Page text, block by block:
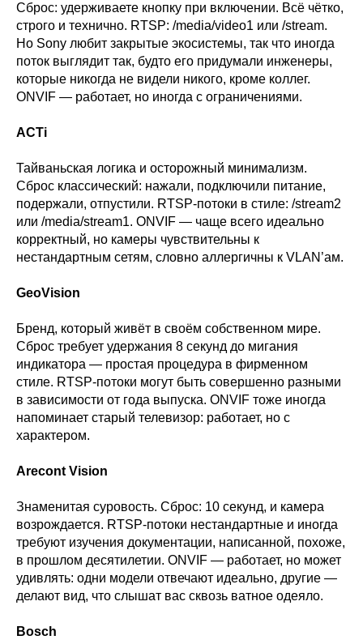
Сброс: удерживаете кнопку при включении. Всё чётко,
строго и технично. RTSP: /media/video1 или /stream.
Но Sony любит закрытые экосистемы, так что иногда
поток выглядит так, будто его придумали инженеры,
которые никогда не видели никого, кроме коллег.
ONVIF — работает, но иногда с ограничениями.
ACTi
Тайваньская логика и осторожный минимализм.
Сброс классический: нажали, подключили питание,
подержали, отпустили. RTSP-потоки в стиле: /stream2
или /media/stream1. ONVIF — чаще всего идеально
корректный, но камеры чувствительны к
нестандартным сетям, словно аллергичны к VLAN’ам.
GeoVision
Бренд, который живёт в своём собственном мире.
Сброс требует удержания 8 секунд до мигания
индикатора — простая процедура в фирменном
стиле. RTSP-потоки могут быть совершенно разными
в зависимости от года выпуска. ONVIF тоже иногда
напоминает старый телевизор: работает, но с
характером.
Arecont Vision
Знаменитая суровость. Сброс: 10 секунд, и камера
возрождается. RTSP-потоки нестандартные и иногда
требуют изучения документации, написанной, похоже,
в прошлом десятилетии. ONVIF — работает, но может
удивлять: одни модели отвечают идеально, другие —
делают вид, что слышат вас сквозь ватное одеяло.
Bosch